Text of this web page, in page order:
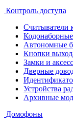
Контроль доступа
Считыватели
Автономные
Кнопки
Замки и
Дверные
Устройства
Архивные
Домофоны